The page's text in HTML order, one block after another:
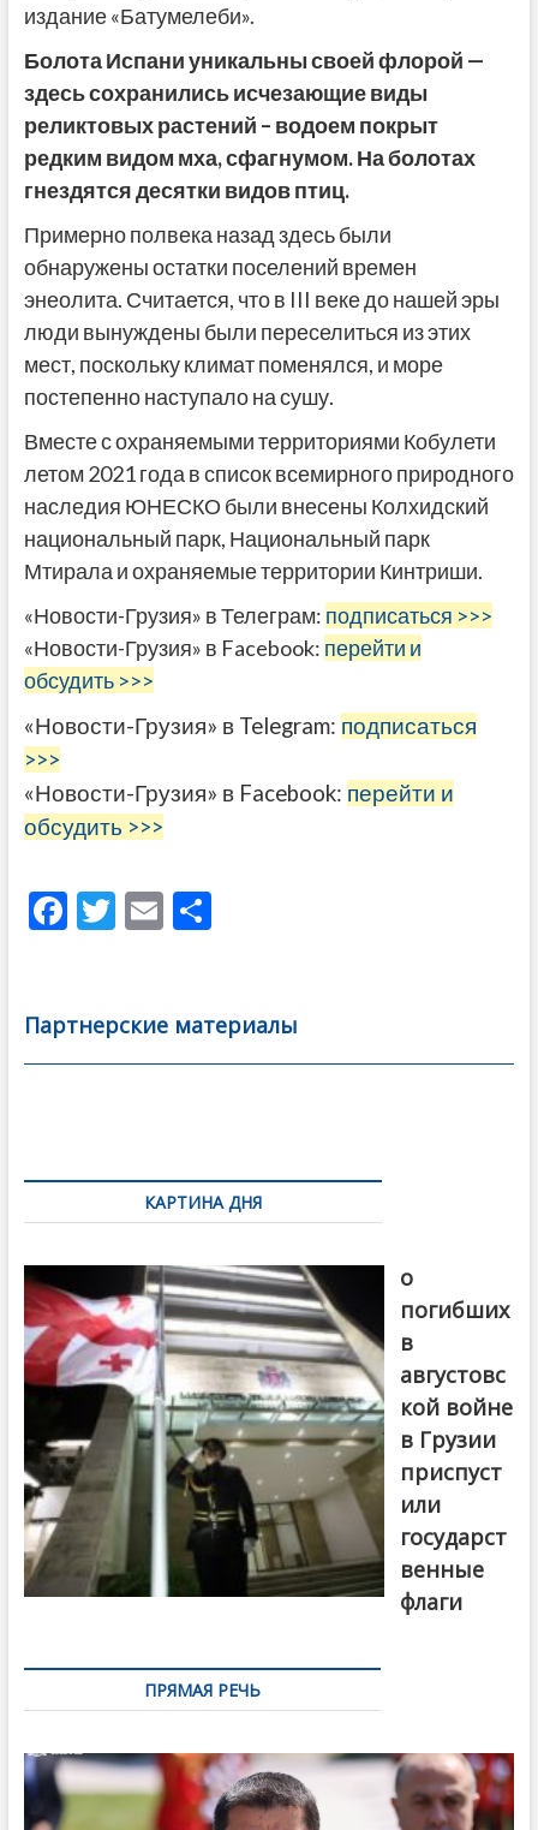
издание «Батумелеби».
Болота Испани уникальны своей флорой —
здесь сохранились исчезающие виды
реликтовых растений – водоем покрыт
редким видом мха, сфагнумом. На болотах
гнездятся десятки видов птиц.
Примерно полвека назад здесь были
обнаружены остатки поселений времен
энеолита. Считается, что в III веке до нашей эры
люди вынуждены были переселиться из этих
мест, поскольку климат поменялся, и море
постепенно наступало на сушу.
Вместе с охраняемыми территориями Кобулети
летом 2021 года в список всемирного природного
наследия ЮНЕСКО были внесены Колхидский
национальный парк, Национальный парк
Мтирала и охраняемые территории Кинтриши.
«Новости-Грузия» в Телеграм: подписаться >>>
«Новости-Грузия» в Facebook: перейти и
обсудить >>>
«Новости-Грузия» в Telegram: подписаться
>>>
«Новости-Грузия» в Facebook: перейти и
обсудить >>>
F
b
o
T
er
E
l
О
а
в
Партнерские материалы
по
записямКАРТИНА ДНЯ
о
погибших
в
августовс
кой войне
в Грузии
приспуст
или
государст
венные
флаги
ПРЯМАЯ РЕЧЬ